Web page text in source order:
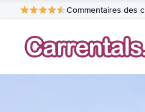
Commentaires des